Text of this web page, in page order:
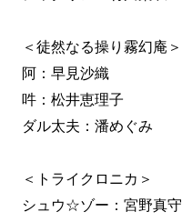
＜徒然なる操り霧幻庵＞
阿：早見沙織
吽：松井恵理子
ダル太夫：潘めぐみ
＜トライクロニカ＞
シュウ☆ゾー：宮野真守